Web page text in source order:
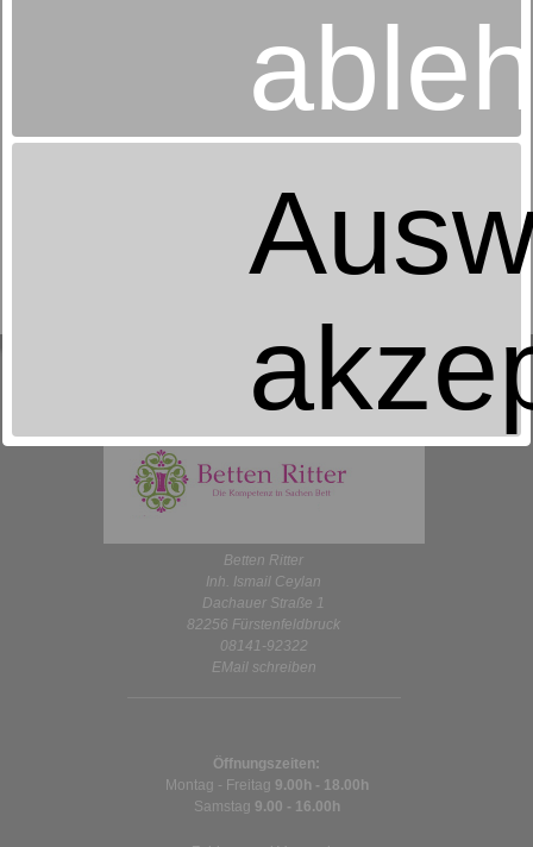
dormabell Nuvolux N
Betten Ritter
Inh. Ismail Ceylan
Dachauer Straße 1
82256 Fürstenfeldbruck
08141-92322
EMail schreiben
Öffnungszeiten:
Montag - Freitag 9.00h - 18.00h
Samstag 9.00 - 16.00h